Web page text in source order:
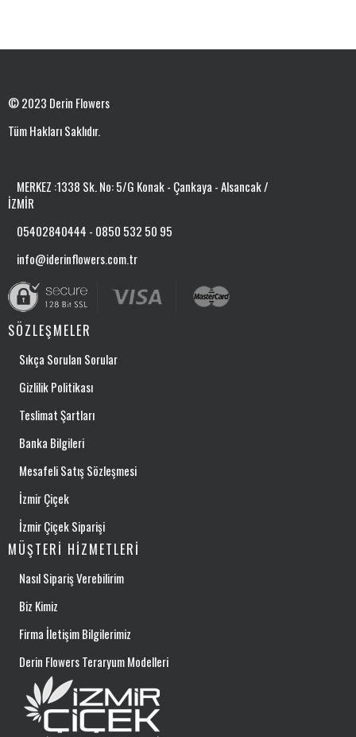
© 2023 Derin Flowers
Tüm Hakları Saklıdır.
MERKEZ :1338 Sk. No: 5/G Konak - Çankaya - Alsancak /
İZMİR
05402840444 - 0850 532 50 95
info@iderinflowers.com.tr
SÖZLEŞMELER
Sıkça Sorulan Sorular
Gizlilik Politikası
Teslimat Şartları
Banka Bilgileri
Mesafeli Satış Sözleşmesi
İzmir Çiçek
İzmir Çiçek Siparişi
MÜŞTERI HIZMETLERI
Nasıl Sipariş Verebilirim
Biz Kimiz
Firma İletişim Bilgilerimiz
Derin Flowers Teraryum Modelleri